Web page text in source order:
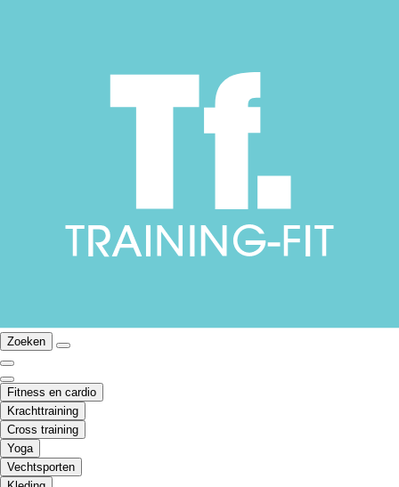
Zoeken
Fitness en cardio
Krachttraining
Cross training
Yoga
Vechtsporten